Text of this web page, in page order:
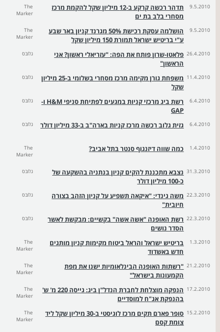
9.5.2010
תדהר רכשה קרקע ב-12 מיליון שקל להקמת מרכז
מסחרי בלב בת ים
The
Marker
9.5.2010
הושלמה עסקת רכישת 50% מגרנד קניון באר שבע
ע"י בריטיש ישראל תמורת 150 מיליון שקל
The
Marker
26.4.2010 פלאטו-שרון פותח את הפה: "עזריאלי ראשון? אני
הראשון"
גלובס
11.4.2010
משפחת גורן מקימה מרכז מסחרי בשלומי ב-25 מיליון
שקל
גלובס
6.4.2010
רשת ביג מרכזי קניות במגעים לפתיחת סניפי H&M ו-
GAP
גלובס
6.4.2010 גזית גלוב רכשה מרכז קניות בארה"ב ב-33 מיליון דולר גלובס
1.4.2010 כמה שווה דיזנגוף סנטר בתל אביב?
The
Marker
31.3.2010 נצבא מתכננת להקים קניון בנתניה בהשקעה של
כ-100 מיליון דולר
גלובס
22.3.2010 משה גינדי: "איקאה תשפיע על קניון הזהב בצורה
חיובית"
גלובס
22.3.2010 רשת האופנה "אשה אשה" בקשיים: מבקשת לאשר
הסדר נושים
גלובס
1.3.2010
בריטיש ישראל והראל ביטוח מקימות קניון מותגים
חדש באשדוד
The
Marker
21.2.2010 "רשתות האופנה הבינלאומיות ישנו את מפת
הקמעונות בישראל"
The
Marker
17.2.2010
הנפקה מוצלחת לחברת הנדל"ן ביג: גייסה 220 מ' ש'
בהנפקת אג"ח למוסדיים
The
Marker
15.2.2010
סופר פארם תקים מרכז לוגיסטי ב-30 מיליון שקל ליד
צומת קסם
The
Marker